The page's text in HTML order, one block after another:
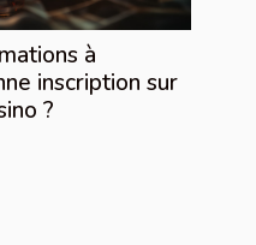
à
inscription sur
?